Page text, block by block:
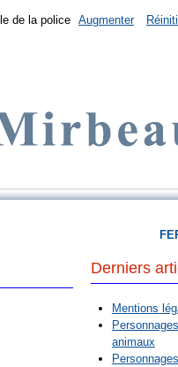
de la police Augmenter
Derniers
Mentions
animaux